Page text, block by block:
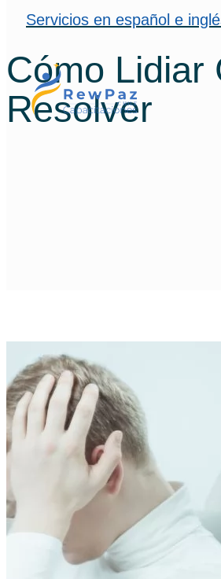
Servicios en español e
Cómo Lidiar
Resolver